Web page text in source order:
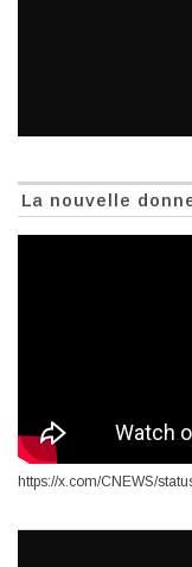
La nouvelle
https://x.com/CNEWS/